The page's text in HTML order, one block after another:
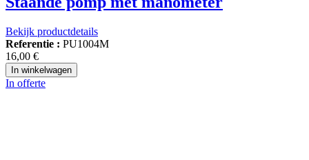
Bekijk productdetails
Referentie : PU1004M
16,00 €
In winkelwagen
In offerte